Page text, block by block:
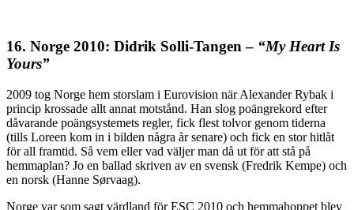
16. Norge 2010: Didrik Solli-Tangen – “My Heart Is
Yours”
2009 tog Norge hem storslam i Eurovision när Alexander Rybak i
princip krossade allt annat motstånd. Han slog poängrekord efter
dåvarande poängsystemets regler, fick flest tolvor genom tiderna
(tills Loreen kom in i bilden några år senare) och fick en stor hitlåt
för all framtid. Så vem eller vad väljer man då ut för att stå på
hemmaplan? Jo en ballad skriven av en svensk (Fredrik Kempe) och
en norsk (Hanne Sørvaag).
Norge var som sagt värdland för ESC 2010 och hemmahoppet blev